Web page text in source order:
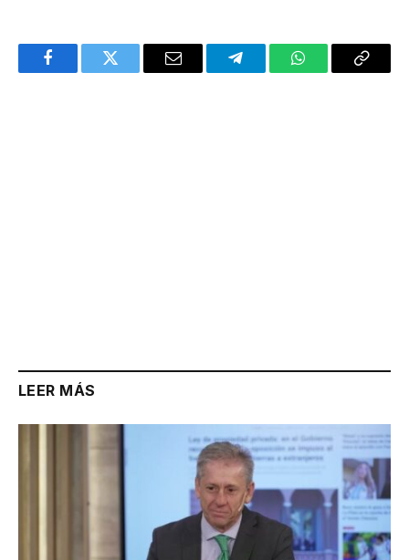
FacebookTwitter Email TelegramWhatsAppCopy
LEER MÁS